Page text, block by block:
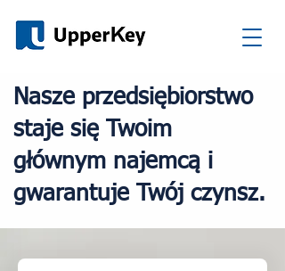
Nasze przedsiębiorstwo
staje się Twoim
głównym najemcą i
gwarantuje Twój czynsz.